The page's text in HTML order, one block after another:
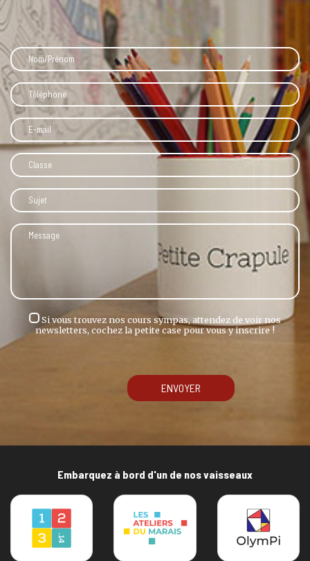
Si vous trouvez nos cours sympas, attendez de voir nos
newsletters, cochez la petite case pour vous y inscrire !
ENVOYER
Embarquez à bord d'un de nos vaisseaux